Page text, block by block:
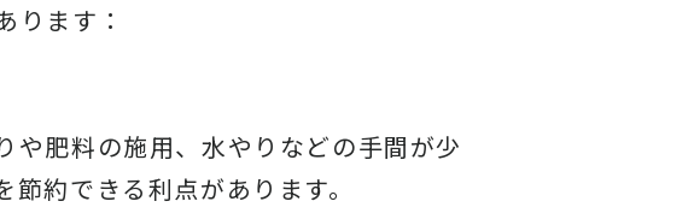
ります：
や肥料の施用、水やりなどの手間が少
約できる利点があります。